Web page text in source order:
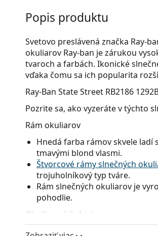
Popis produktu
Svetovo preslávená značka Ray-
okuliarov Ray-ban je zárukou
tvaroch a farbách. Ikonické
vďaka čomu sa ich popularita
Ray-Ban State Street RB2186
Pozrite sa, ako vyzeráte v týchto
Rám okuliarov
Hnedá farba rámov skvele
tmavými blond vlasmi.
Štvorcové rámy slnečných
trojuholníkový typ tváre.
Rám slnečných okuliarov je
pohodlie.
Okuliarové šošovky
Sivé sklá okuliarov zmierňujú